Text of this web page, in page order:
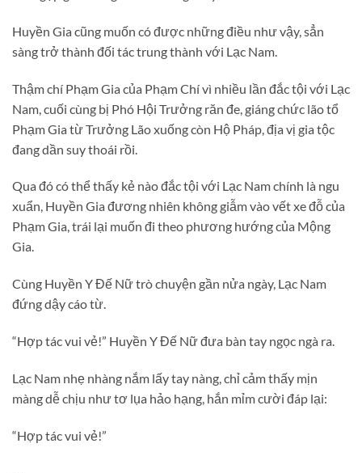
Huyền Gia cũng muốn có được những điều như vậy, sẳn
sàng trở thành đối tác trung thành với Lạc Nam.
Thậm chí Phạm Gia của Phạm Chí vì nhiều lần đắc tội với Lạc
Nam, cuối cùng bị Phó Hội Trưởng răn đe, giáng chức lão tổ
Phạm Gia từ Trưởng Lão xuống còn Hộ Pháp, địa vị gia tộc
đang dần suy thoái rồi.
Qua đó có thể thấy kẻ nào đắc tội với Lạc Nam chính là ngu
xuẩn, Huyền Gia đương nhiên không giẫm vào vết xe đỗ của
Phạm Gia, trái lại muốn đi theo phương hướng của Mộng
Gia.
Cùng Huyền Y Đế Nữ trò chuyện gần nửa ngày, Lạc Nam
đứng dậy cáo từ.
“Hợp tác vui vẻ!” Huyền Y Đế Nữ đưa bàn tay ngọc ngà ra.
Lạc Nam nhẹ nhàng nắm lấy tay nàng, chỉ cảm thấy mịn
màng dễ chịu như tơ lụa hảo hạng, hắn mỉm cười đáp lại:
“Hợp tác vui vẻ!”